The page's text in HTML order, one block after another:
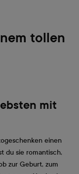
tollen
mit
einen
du sie romantisch,
zur Geburt, zum